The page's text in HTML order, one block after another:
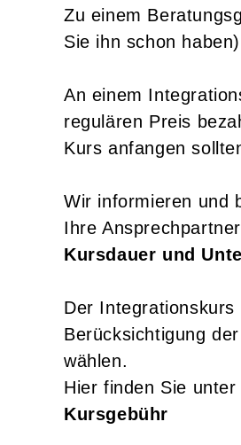
Zu einem
Sie ihn schon
An einem
regulären Preis
Kurs anfangen
Wir informieren und
Ihre
Kursdauer und
Der
Berücksichtigung
wählen.
Hier finden Sie
Kursgebühr